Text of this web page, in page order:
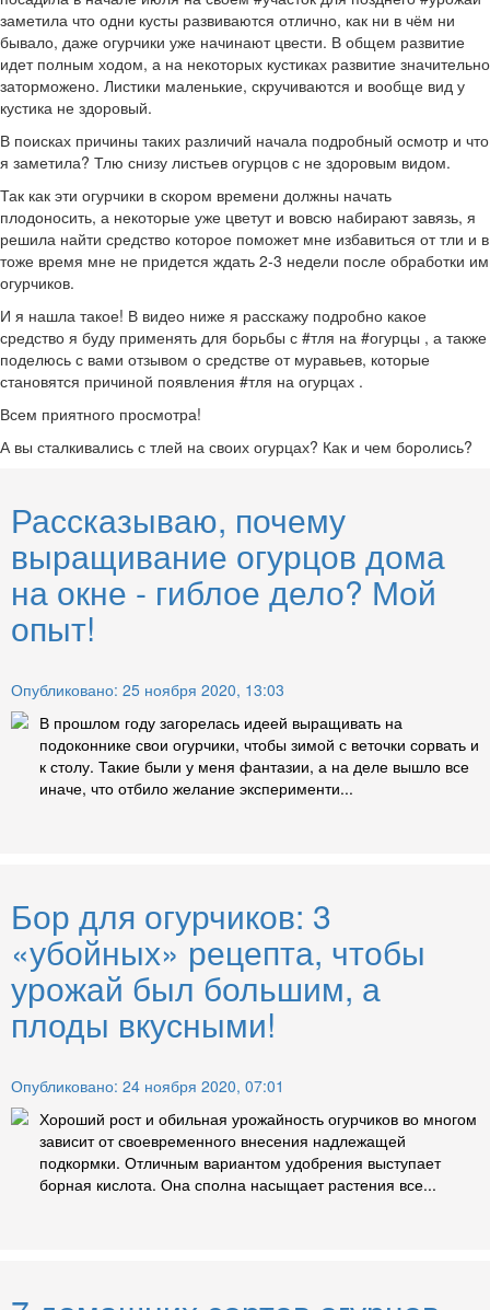
заметила что одни кусты развиваются отлично, как ни в чём ни
бывало, даже огурчики уже начинают цвести. В общем развитие
идет полным ходом, а на некоторых кустиках развитие значительно
заторможено. Листики маленькие, скручиваются и вообще вид у
кустика не здоровый.
В поисках причины таких различий начала подробный осмотр и что
я заметила? Тлю снизу листьев огурцов с не здоровым видом.
Так как эти огурчики в скором времени должны начать
плодоносить, а некоторые уже цветут и вовсю набирают завязь, я
решила найти средство которое поможет мне избавиться от тли и в
тоже время мне не придется ждать 2-3 недели после обработки им
огурчиков.
И я нашла такое! В видео ниже я расскажу подробно какое
средство я буду применять для борьбы с #тля на #огурцы , а также
поделюсь с вами отзывом о средстве от муравьев, которые
становятся причиной появления #тля на огурцах .
Всем приятного просмотра!
А вы сталкивались с тлей на своих огурцах? Как и чем боролись?
Рассказываю, почему
выращивание огурцов дома
на окне - гиблое дело? Мой
опыт!
Опубликовано: 25 ноября 2020, 13:03
В прошлом году загорелась идеей выращивать на
подоконнике свои огурчики, чтобы зимой с веточки сорвать и
к столу. Такие были у меня фантазии, а на деле вышло все
иначе, что отбило желание эксперименти...
Бор для огурчиков: 3
«убойных» рецепта, чтобы
урожай был большим, а
плоды вкусными!
Опубликовано: 24 ноября 2020, 07:01
Хороший рост и обильная урожайность огурчиков во многом
зависит от своевременного внесения надлежащей
подкормки. Отличным вариантом удобрения выступает
борная кислота. Она сполна насыщает растения все...